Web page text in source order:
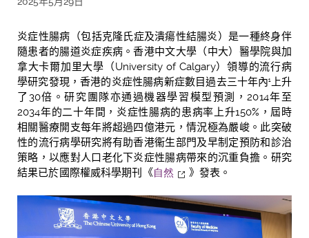
炎症性腸病（包括克隆氏症及潰瘍性結腸炎）是一種終身伴
隨患者的腸道炎症疾病 。香港中文大學（中大）醫學院與加
拿大卡爾加里大學（University of Calgary）領導的流行病
學研究發現，香港的炎症性腸病新症數目過去三十年內1上升
了 30倍。研究團隊亦通過機器學習模型預測，2014年至
2034年的二十年間，炎症性腸病的患病率上升150% ，屆時
相關醫療開支每年將超過四億港元，情況極為嚴峻。此突破
性的流行病學研究將有助香港衞生部門及早制定預防和診治
策略，以應對人口老化下炎症性腸病帶來的沉重負擔。研究
結果已於國際權威科學期刊《自然 》發表。